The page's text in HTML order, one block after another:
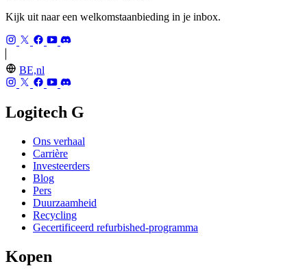
Kijk uit naar een welkomstaanbieding in je inbox.
BE,nl
Logitech G
Ons verhaal
Carrière
Investeerders
Blog
Pers
Duurzaamheid
Recycling
Gecertificeerd refurbished-programma
Kopen